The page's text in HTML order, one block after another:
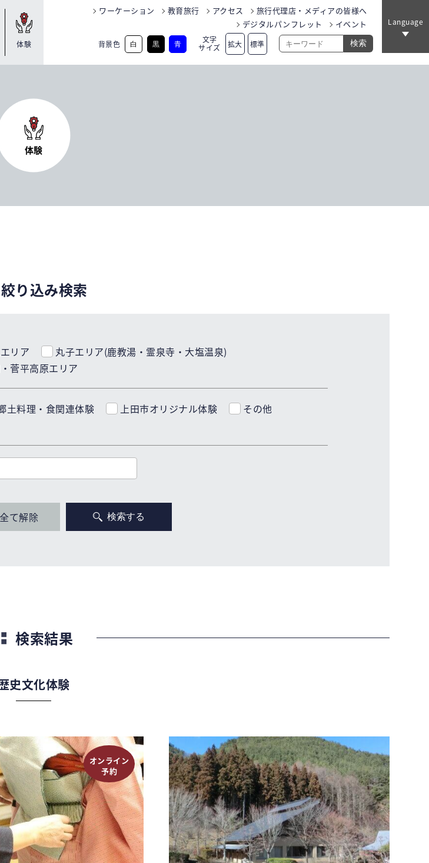
体験
ワーケーション 教育旅行 アクセス
旅行代理店・メディアの皆様へ
デジタルパンフレット
イベント
背景色 白 黒 青
文字
サイズ
拡大 標準
Language
体験
絞り込み検索
リア
丸子エリア(鹿教湯・霊泉寺・大塩温泉)
菅平高原エリア
土料理・食関連体験 上田市オリジナル体験
その他
全て解除 検索する
検索結果
史文化体験
オンライン
予約